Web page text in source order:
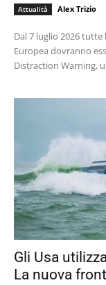
Attualità Alex Trizio
Dal 7 luglio 2026
Europea dovranno
Distraction Warning,
Gli Usa
La nuova